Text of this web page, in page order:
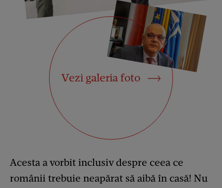
Vezi galeria foto
Acesta a vorbit inclusiv despre ceea ce
românii trebuie neapărat să aibă în casă! Nu